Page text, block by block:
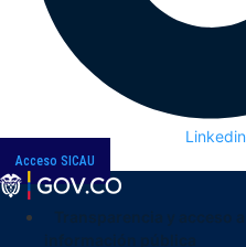
Linkedin
Acceso SICAU